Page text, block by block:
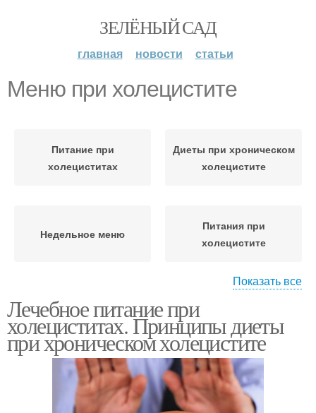
ЗЕЛЁНЫЙ САД
главная новости статьи
Меню при холецистите
Питание при
холециститах
Диеты при хроническом
холецистите
Недельное меню
Питания при
холецистите
Продукты при
холецистите
Помидоры при
холецистите
Острый холецистит
Показать все
Лечебное питание при
холециститах. Принципы диеты
при хроническом холецистите